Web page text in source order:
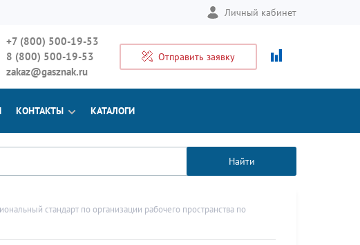
Личный кабинет
+7 (800) 500-19-53
8 (800) 500-19-53
zakaz@gasznak.ru
Отправить заявку
КОНТАКТЫ КАТАЛОГИ
Найти
стандарт по организации рабочего пространства по